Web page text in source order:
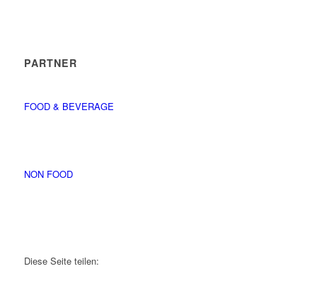
PARTNER
FOOD & BEVERAGE
NON FOOD
Diese Seite teilen: